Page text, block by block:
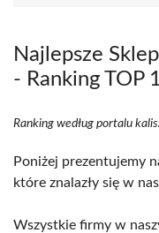
Najlepsze
- Ranking TOP
Ranking według portalu
Poniżej prezentujemy
które znalazły się w
Wszystkie firmy w